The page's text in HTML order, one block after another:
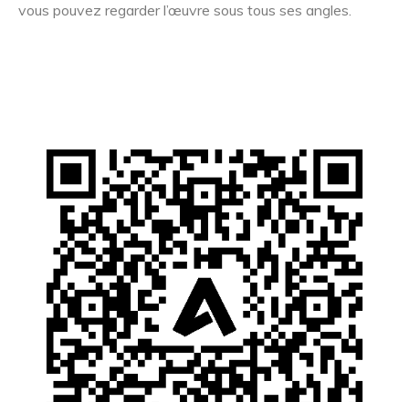
vous pouvez regarder l’œuvre sous tous ses angles.